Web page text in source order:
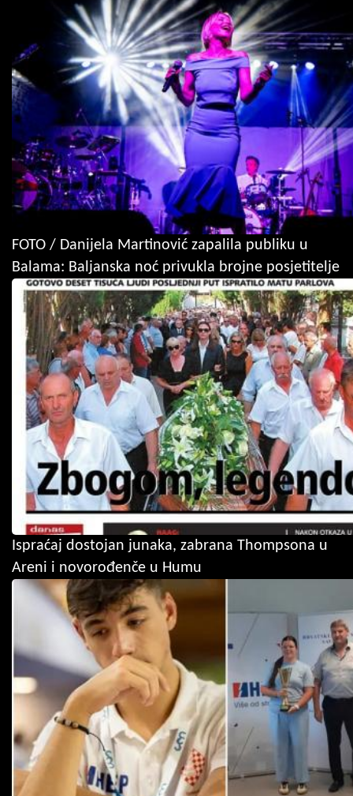
FOTO / Danijela Martinović zapalila publiku u
Balama: Baljanska noć privukla brojne posjetitelje
Ispraćaj dostojan junaka, zabrana Thompsona u
Areni i novorođenče u Humu